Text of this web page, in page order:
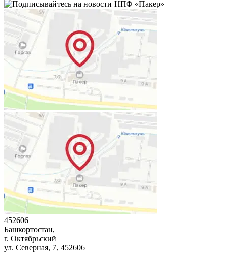
452606
Башкортостан,
г. Октябрьский
ул. Северная, 7, 452606